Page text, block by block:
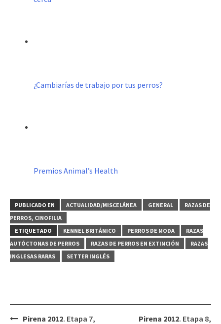
¿Cambiarías de trabajo por tus perros?
Premios Animal’s Health
PUBLICADO EN ACTUALIDAD/MISCELÁNEA GENERAL
RAZAS DE
PERROS, CINOFILIA
ETIQUETADO
KENNEL BRITÁNICO PERROS DE MODA
RAZAS
AUTÓCTONAS DE PERROS
RAZAS DE PERROS EN EXTINCIÓN
RAZAS
INGLESAS RARAS
SETTER INGLÉS
Navegación
Pirena 2012. Etapa 7,
Pirena 2012. Etapa 8,